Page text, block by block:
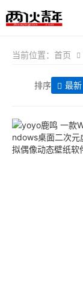
当前位置： 首页
排序 最新